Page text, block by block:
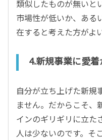
類似したものが無いと
市場性が低いか、ある
在すると考えた方がよ
4.新規事業に愛
自分が立ち上げた新規
ません。だからこそ、
インのギリギリに立た
人は少ないのです。そ